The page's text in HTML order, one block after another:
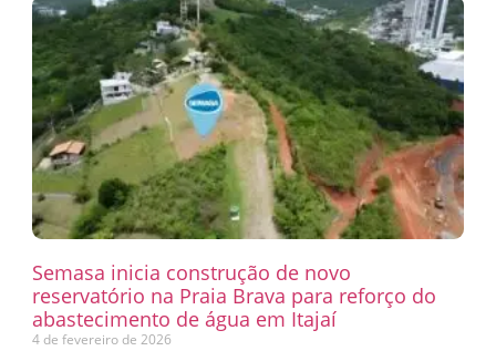
Semasa inicia construção de novo
reservatório na Praia Brava para reforço do
abastecimento de água em Itajaí
4 de fevereiro de 2026